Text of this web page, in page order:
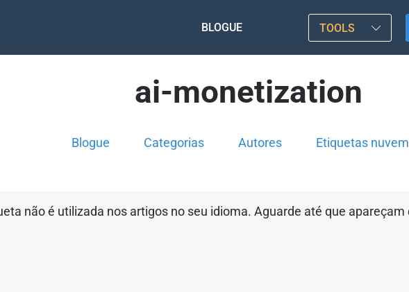
BLOGUE TOOLS
ai-monetization
Blogue Categorias Autores Etiquetas nuvem